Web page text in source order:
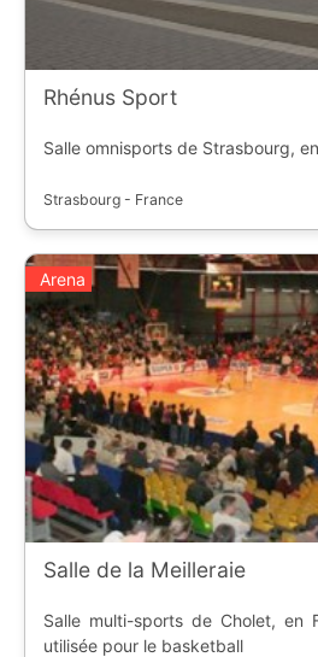
Rhénus Sport
Salle omnisports de Strasbourg,
Strasbourg - France
Arena
Salle de la Meilleraie
Salle multi-sports de Cholet, en
utilisée pour le basketball